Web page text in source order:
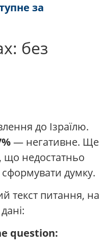
за
без
до Ізраїлю.
— негативне. Ще
що недостатньо
думку.
текст питання, на
question: